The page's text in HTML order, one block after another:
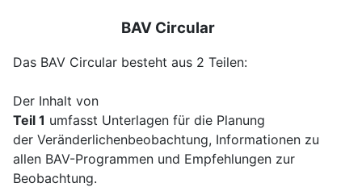
BAV Circular
Das BAV Circular besteht aus 2 Teilen:
Der Inhalt von
Teil 1 umfasst Unterlagen für die Planung
der Veränderlichenbeobachtung, Informationen zu
allen BAV-Programmen und Empfehlungen zur
Beobachtung.